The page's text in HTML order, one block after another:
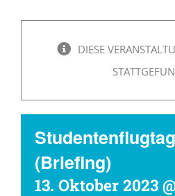
DIESE
(Briefing)
13. Oktober 2023